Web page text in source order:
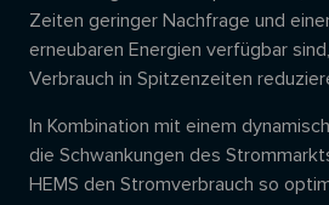
Zeiten geringer Nachfrage und
erneubaren Energien verfügbar
Verbrauch in Spitzenzeiten
In Kombination mit einem
die Schwankungen des
HEMS den Stromverbrauch so